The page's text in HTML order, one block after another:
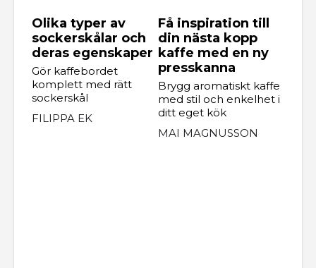
Olika typer av
sockerskålar och
deras egenskaper
Gör kaffebordet
komplett med rätt
sockerskål
FILIPPA EK
Få inspiration till
din nästa kopp
kaffe med en ny
presskanna
Brygg aromatiskt kaffe
med stil och enkelhet i
ditt eget kök
MAI MAGNUSSON